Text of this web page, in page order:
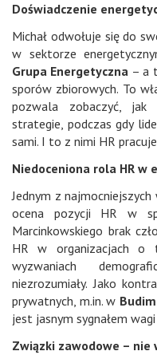
Doświadczenie
Michał odwołuje się do
w sektorze
Grupa Energetyczna – a
sporów zbiorowych. To
pozwala zobaczyć,
strategie, podczas gdy
sami. I to z nimi HR
Niedoceniona rola HR w
Jednym z
ocena pozycji HR w
Marcinkowskiego brak
HR w organizacjach o
wyzwaniach
niezrozumiały. Jako
prywatnych, m.in. w
jest jasnym sygnałem
Związki zawodowe –